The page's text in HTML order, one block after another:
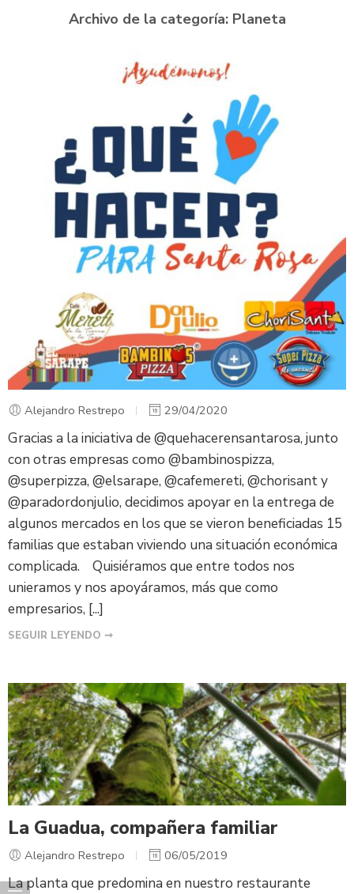
Archivo de la categoría: Planeta
Alejandro Restrepo 29/04/2020
Gracias a la iniciativa de @quehacerensantarosa, junto
con otras empresas como @bambinospizza,
@superpizza, @elsarape, @cafemereti, @chorisant y
@paradordonjulio, decidimos apoyar en la entrega de
algunos mercados en los que se vieron beneficiadas 15
familias que estaban viviendo una situación económica
complicada. Quisiéramos que entre todos nos
unieramos y nos apoyáramos, más que como
empresarios, [...]
SEGUIR LEYENDO ➞
La Guadua, compañera familiar
Alejandro Restrepo 06/05/2019
La planta que predomina en nuestro restaurante